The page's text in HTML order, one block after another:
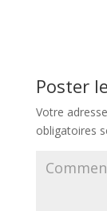
Poster
Votre
obligatoires